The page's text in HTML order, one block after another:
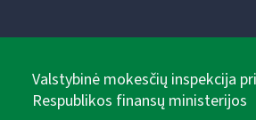
Valstybinė mokesčių inspekcija
Respublikos finansų ministerijos